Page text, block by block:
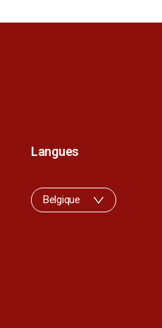
Langues
Belgique